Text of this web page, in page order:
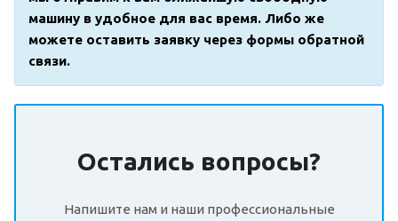
машину в удобное для вас время. Либо же
можете оставить заявку через формы обратной
связи.
Остались вопросы?
Напишите нам и наши профессиональные